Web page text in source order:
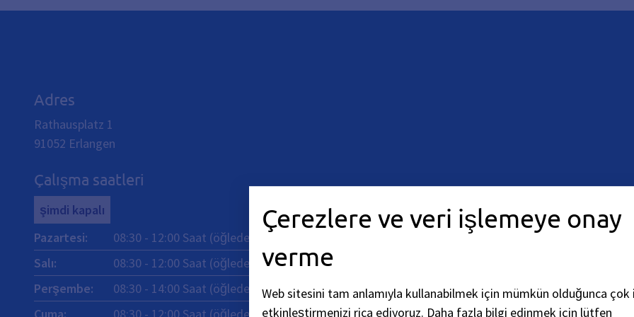
Adres
Rathausplatz 1
91052 Erlangen
Çalışma saatleri
şimdi kapalı
Pazartesi: 08:30 - 12:00 Saat (öğleden önce)
Saat (öğledensonra)
Salı: 08:30 - 12:00 Saat (öğleden önce)
Perşembe: 08:30 - 14:00 Saat (öğledensonra)
Çerezlere ve veri işlemeye onay
verme
Web sitesini tam anlamıyla kullanabilmek için mümkün olduğunca çok
etkinleştirmenizi rica ediyoruz. Daha fazla bilgi edinmek için lütfen